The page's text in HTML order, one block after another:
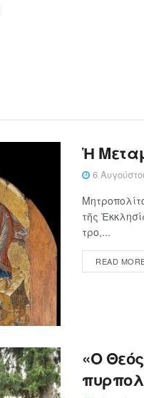
Ἡ
6
τῆς
τρο,...
READ
«Ο